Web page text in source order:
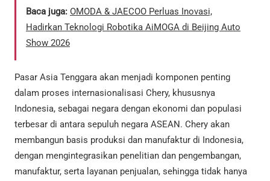
Baca juga: OMODA & JAECOO Perluas Inovasi,
Hadirkan Teknologi Robotika AiMOGA di Beijing Auto
Show 2026
Pasar Asia Tenggara akan menjadi komponen penting
dalam proses internasionalisasi Chery, khususnya
Indonesia, sebagai negara dengan ekonomi dan populasi
terbesar di antara sepuluh negara ASEAN. Chery akan
membangun basis produksi dan manufaktur di Indonesia,
dengan mengintegrasikan penelitian dan pengembangan,
manufaktur, serta layanan penjualan, sehingga tidak hanya